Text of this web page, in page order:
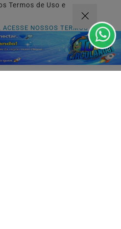
Termos de Uso e
ACESSE NOSSOS TERMOS